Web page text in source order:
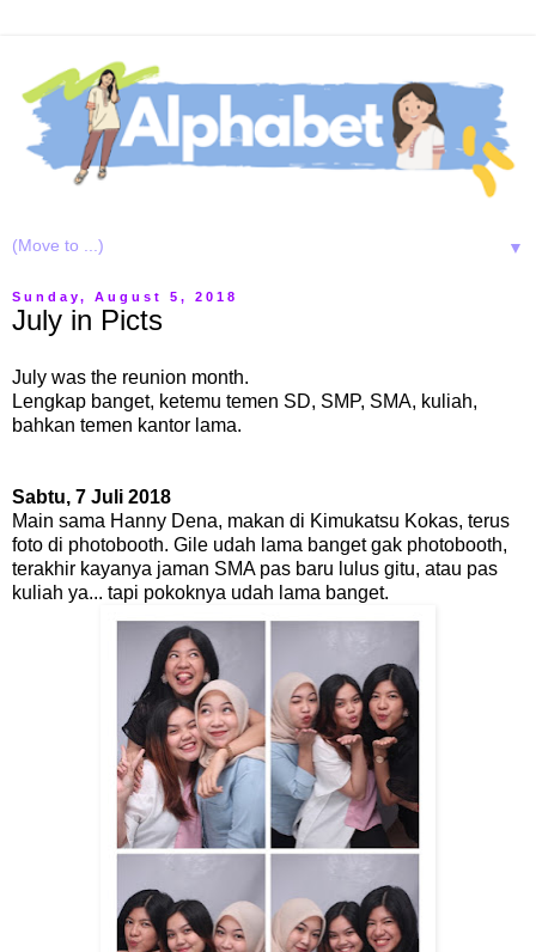
▼
Sunday, August 5, 2018
July in Picts
July was the reunion month.
Lengkap banget, ketemu temen SD, SMP, SMA, kuliah,
bahkan temen kantor lama.
Sabtu, 7 Juli 2018
Main sama Hanny Dena, makan di Kimukatsu Kokas, terus
foto di photobooth. Gile udah lama banget gak photobooth,
terakhir kayanya jaman SMA pas baru lulus gitu, atau pas
kuliah ya... tapi pokoknya udah lama banget.